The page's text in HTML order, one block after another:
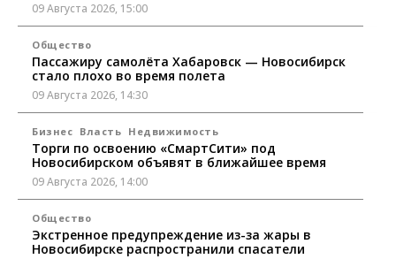
09 Августа 2026, 15:00
Общество
Пассажиру самолёта Хабаровск — Новосибирск
стало плохо во время полета
09 Августа 2026, 14:30
Бизнес Власть Недвижимость
Торги по освоению «СмартСити» под
Новосибирском объявят в ближайшее время
09 Августа 2026, 14:00
Общество
Экстренное предупреждение из-за жары в
Новосибирске распространили спасатели